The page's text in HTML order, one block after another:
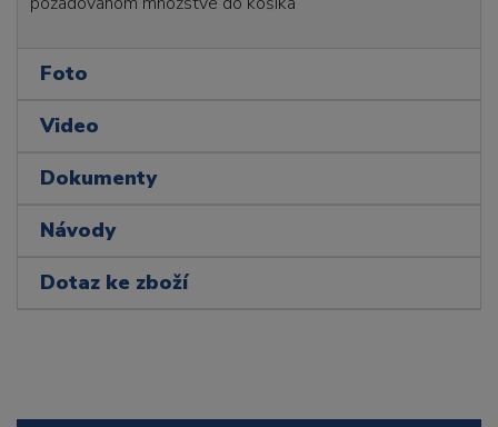
Foto
Video
Dokumenty
Návody
Dotaz ke zboží